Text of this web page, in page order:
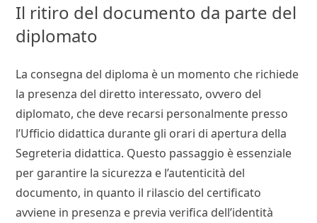
Il ritiro del documento da parte del
diplomato
La consegna del diploma è un momento che richiede
la presenza del diretto interessato, ovvero del
diplomato, che deve recarsi personalmente presso
l’Ufficio didattica durante gli orari di apertura della
Segreteria didattica. Questo passaggio è essenziale
per garantire la sicurezza e l’autenticità del
documento, in quanto il rilascio del certificato
avviene in presenza e previa verifica dell’identità